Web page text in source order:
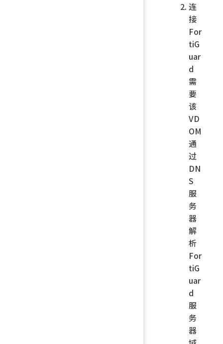
连
接
For
tiG
uar
d
需
要
该
VD
OM
通
过
DN
S
服
务
器
解
析
For
tiG
uar
d
服
务
器